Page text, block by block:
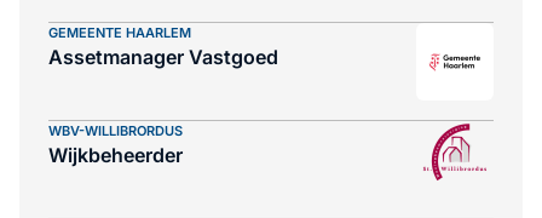
GEMEENTE HAARLEM
Assetmanager Vastgoed
WBV-WILLIBRORDUS
Wijkbeheerder